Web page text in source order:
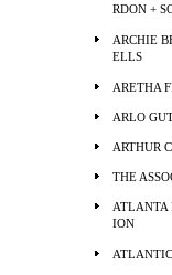
RDON +
ARCHIE
ELLS
ARETHA
ARLO
ARTHUR
THE
ATLANTA
ION